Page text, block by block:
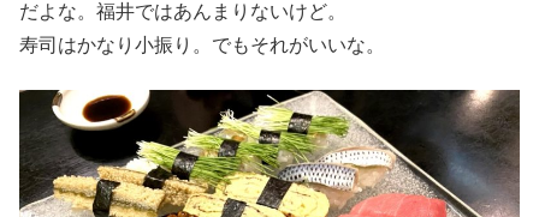
だよな。福井ではあんまりないけど。
寿司はかなり小振り。でもそれがいいな。